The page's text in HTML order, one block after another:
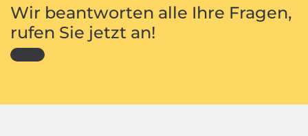
Wir beantworten alle Ihre Fragen,
rufen Sie jetzt an!